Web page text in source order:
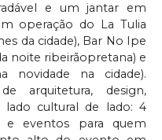
e um jantar em
operação do La Tulia
da cidade), Bar No Ipe
noite ribeirãopretana) e
novidade na cidade).
arquitetura, design,
lado cultural de lado: 4
e eventos para quem